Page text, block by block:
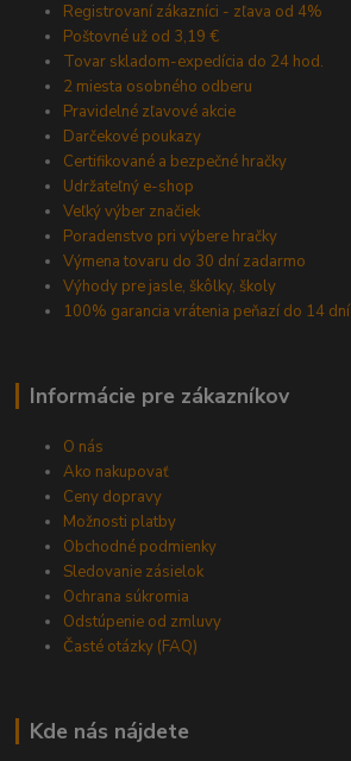
Registrovaní zákazníci - zľava od 4%
Poštovné už od 3,19 €
Tovar skladom-expedícia do 24 hod.
2 miesta osobného odberu
Pravidelné zľavové akcie
Darčekové poukazy
Certifikované a bezpečné hračky
Udržateľný e-shop
Veľký výber značiek
Poradenstvo pri výbere hračky
Výmena tovaru do 30 dní zadarmo
Výhody pre jasle, škôlky, školy
100% garancia vrátenia peňazí do 14 dní
Informácie pre zákazníkov
O nás
Ako nakupovať
Ceny dopravy
Možnosti platby
Obchodné podmienky
Sledovanie zásielok
Ochrana súkromia
Odstúpenie od zmluvy
Časté otázky (FAQ)
Kde nás nájdete